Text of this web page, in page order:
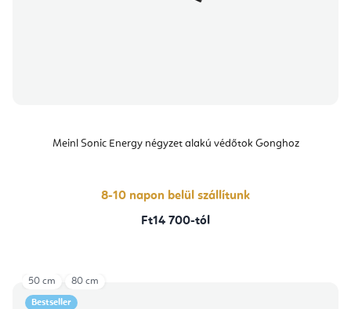
Meinl Sonic Energy négyzet alakú védőtok Gonghoz
8-10 napon belül szállítunk
Ft14 700-tól
Bestseller
50 cm 80 cm